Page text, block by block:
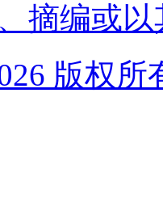
摘编或
版权所